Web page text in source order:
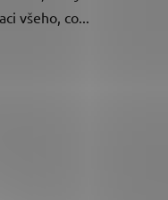
všeho, co...